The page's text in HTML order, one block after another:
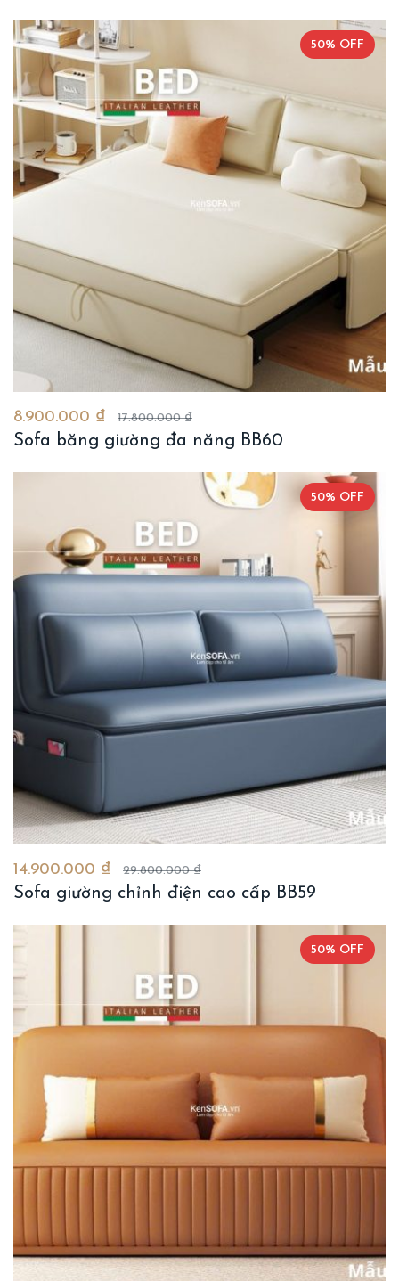
50% OFF
8.900.000 ₫ 17.800.000 ₫
Sofa băng giường đa năng BB60
50% OFF
14.900.000 ₫ 29.800.000 ₫
Sofa giường chỉnh điện cao cấp BB59
50% OFF